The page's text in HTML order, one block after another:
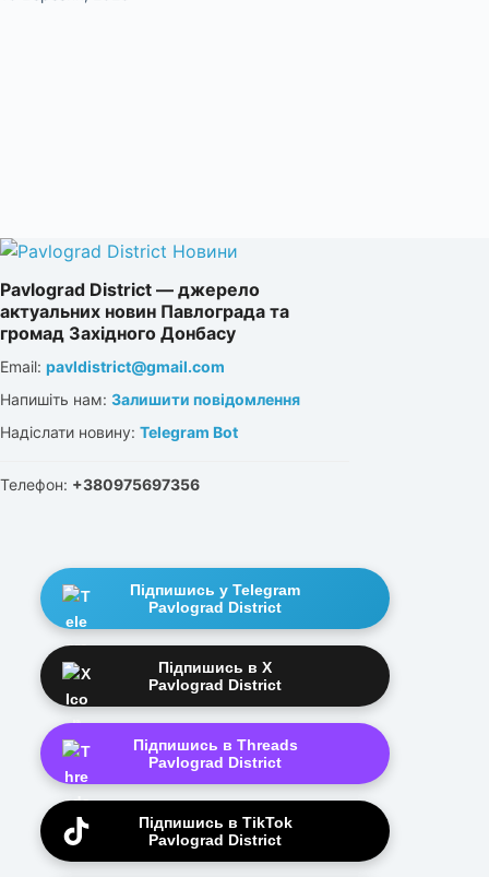
Pavlograd District — джерело
актуальних новин Павлограда та
громад Західного Донбасу
Email: pavldistrict@gmail.com
Напишіть нам: Залишити повідомлення
Надіслати новину: Telegram Bot
Телефон: +380975697356
Підпишись у Telegram
Pavlograd District
Підпишись в X
Pavlograd District
Підпишись в Threads
Pavlograd District
Підпишись в TikTok
Pavlograd District